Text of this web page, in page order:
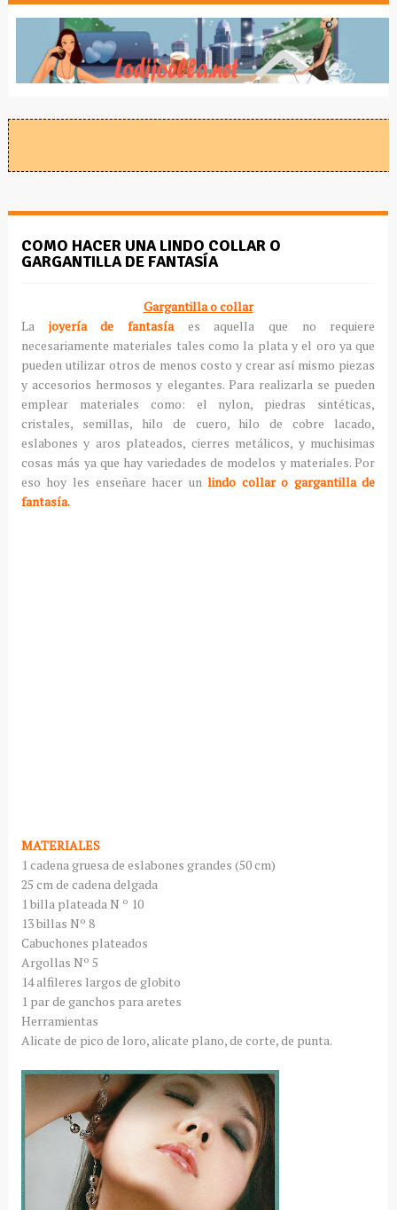
COMO HACER UNA LINDO COLLAR O
GARGANTILLA DE FANTASÍA
Gargantilla o collar
La joyería de fantasíaes aquella que no requiere
necesariamente materiales tales como la plata y el oro ya que
pueden utilizar otros de menos costo y crear así mismo piezas
y accesorios hermosos y elegantes. Para realizarla se pueden
emplear materiales como: el nylon, piedras sintéticas,
cristales, semillas, hilo de cuero, hilo de cobre lacado,
eslabones y aros plateados, cierres metálicos, y muchisimas
cosas más ya que hay variedades de modelos y materiales. Por
eso hoy les enseñare hacer un lindo collar o gargantilla de
fantasía.
MATERIALES
1 cadena gruesa de eslabones grandes (50 cm)
25 cm de cadena delgada
1 billa plateada N º 10
13 billas Nº 8
Cabuchones plateados
Argollas Nº 5
14 alfileres largos de globito
1 par de ganchos para aretes
Herramientas
Alicate de pico de loro, alicate plano, de corte, de punta.